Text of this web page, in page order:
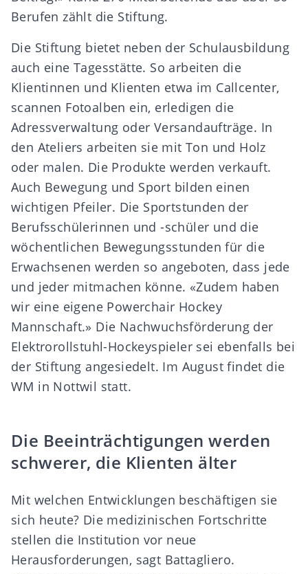
Berufen zählt die Stiftung.
Die Stiftung bietet neben der Schulausbildung
auch eine Tagesstätte. So arbeiten die
Klientinnen und Klienten etwa im Callcenter,
scannen Fotoalben ein, erledigen die
Adressverwaltung oder Versandaufträge. In
den Ateliers arbeiten sie mit Ton und Holz
oder malen. Die Produkte werden verkauft.
Auch Bewegung und Sport bilden einen
wichtigen Pfeiler. Die Sportstunden der
Berufsschülerinnen und -schüler und die
wöchentlichen Bewegungsstunden für die
Erwachsenen werden so angeboten, dass jede
und jeder mitmachen könne. «Zudem haben
wir eine eigene Powerchair Hockey
Mannschaft.» Die Nachwuchsförderung der
Elektrorollstuhl-Hockeyspieler sei ebenfalls bei
der Stiftung angesiedelt. Im August findet die
WM in Nottwil statt.
Die Beeinträchtigungen werden
schwerer, die Klienten älter
Mit welchen Entwicklungen beschäftigen sie
sich heute? Die medizinischen Fortschritte
stellen die Institution vor neue
Herausforderungen, sagt Battagliero.